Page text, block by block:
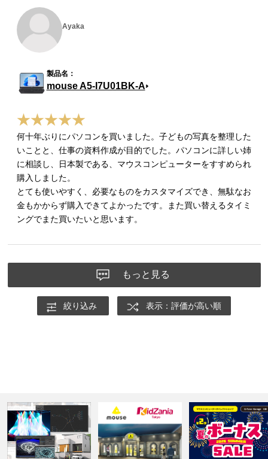
Ayaka
mouse A5-I7U01BK-A
何十年ぶりにパソコンを買いました。子どもの写真を整理した
いことと、仕事の資料作成が目的でした。パソコンに詳しい姉
に相談し、日本製である、マウスコンピューターをすすめられ
購入しました。
とても使いやすく、必要なものをカスタマイズでき、無駄なお
金もかからず購入できてよかったです。また買い替えるタイミ
ングでまた買いたいと思います。
もっと見る
絞り込み 表示：評価が高い順